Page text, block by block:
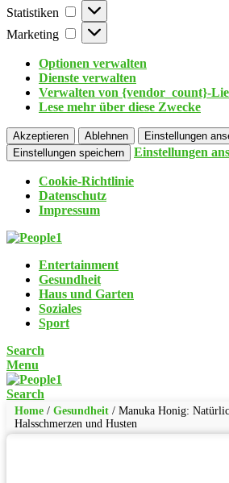
Statistiken
Marketing
Optionen verwalten
Dienste verwalten
Verwalten von {vendor_count}-
Lese mehr über diese Zwecke
Akzeptieren Ablehnen
Einstellungen
Einstellungen speichern
Einstellungen
Cookie-Richtlinie
Datenschutz
Impressum
Entertainment
Gesundheit
Haus und Garten
Soziales
Sport
Search
Menu
Search
Home / Gesundheit / Manuka Honig:
Halsschmerzen und Husten